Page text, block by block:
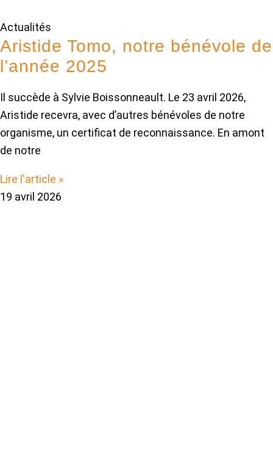
Actualités
Aristide Tomo, notre bénévole de
l’année 2025
Il succède à Sylvie Boissonneault. Le 23 avril 2026,
Aristide recevra, avec d’autres bénévoles de notre
organisme, un certificat de reconnaissance. En amont
de notre
Lire l'article »
19 avril 2026